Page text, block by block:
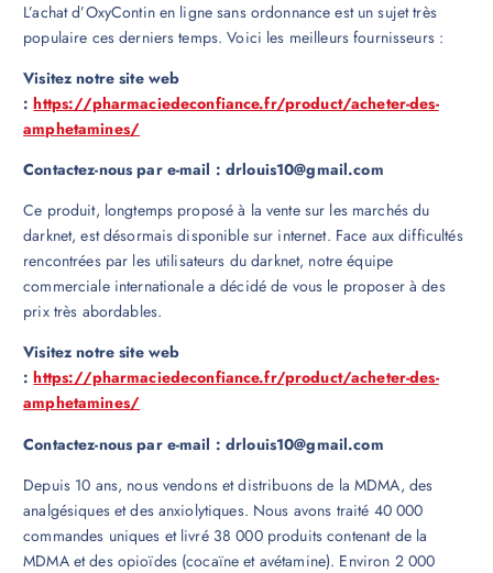
L’achat d’OxyContin en ligne sans ordonnance est un sujet très
populaire ces derniers temps. Voici les meilleurs fournisseurs :
Visitez notre site web
:https://pharmaciedeconfiance.fr/product/acheter-des-
amphetamines/
Contactez-nous par e-mail : drlouis10@gmail.com
Ce produit, longtemps proposé à la vente sur les marchés du
darknet, est désormais disponible sur internet. Face aux difficultés
rencontrées par les utilisateurs du darknet, notre équipe
commerciale internationale a décidé de vous le proposer à des
prix très abordables.
Visitez notre site web
:https://pharmaciedeconfiance.fr/product/acheter-des-
amphetamines/
Contactez-nous par e-mail : drlouis10@gmail.com
Depuis 10 ans, nous vendons et distribuons de la MDMA, des
analgésiques et des anxiolytiques. Nous avons traité 40 000
commandes uniques et livré 38 000 produits contenant de la
MDMA et des opioïdes (cocaïne et avétamine). Environ 2 000